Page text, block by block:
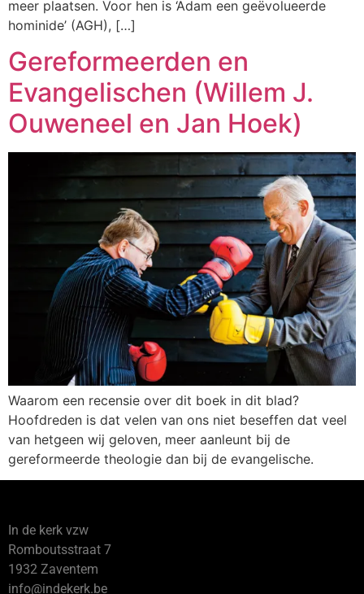
meer plaatsen. Voor hen is ‘Adam een geëvolueerde
hominide’ (AGH), […]
Gereformeerden en
Evangelischen (Willem J.
Ouweneel en Jan Hoek)
Waarom een recensie over dit boek in dit blad?
Hoofdreden is dat velen van ons niet beseffen dat veel
van hetgeen wij geloven, meer aanleunt bij de
gereformeerde theologie dan bij de evangelische.
In de kerk vzw
Romboutsstraat 7
1932 Zaventem
info@indekerk.be